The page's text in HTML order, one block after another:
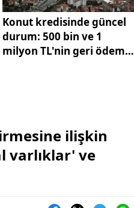
Konut kredisinde güncel
durum: 500 bin ve 1
milyon TL'nin geri ödemesi
ilişkin
varlıklar' ve